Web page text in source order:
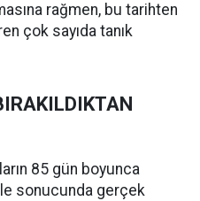
rağmen, bu tarihten
çok sayıda tanık
85 gün boyunca
sonucunda gerçek